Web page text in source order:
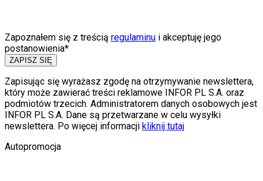
Zapoznałem się z treścią regulaminu i akceptuję jego
postanowienia*
ZAPISZ SIĘ
Zapisując się wyrażasz zgodę na otrzymywanie newslettera,
który może zawierać treści reklamowe INFOR PL S.A. oraz
podmiotów trzecich. Administratorem danych osobowych jest
INFOR PL S.A. Dane są przetwarzane w celu wysyłki
newslettera. Po więcej informacji kliknij tutaj
Autopromocja